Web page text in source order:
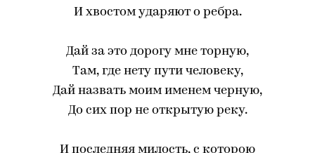
И хвостом ударяют о ребра.
Дай за это дорогу мне торную,
Там, где нету пути человеку,
Дай назвать моим именем черную,
До сих пор не открытую реку.
И последняя милость, с которою